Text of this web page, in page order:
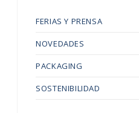
FERIAS Y PRENSA
NOVEDADES
PACKAGING
SOSTENIBILIDAD